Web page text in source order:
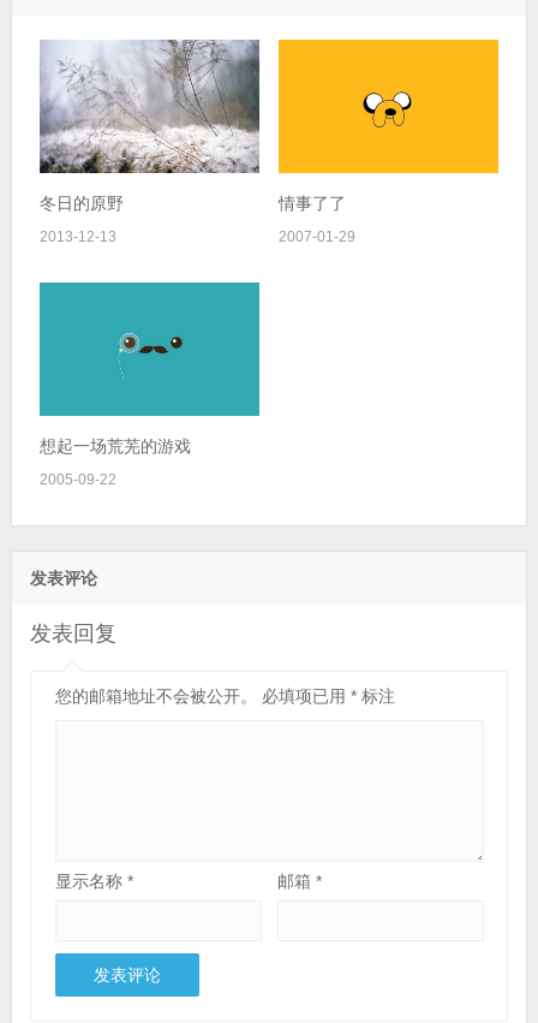
冬日的原野
2013-12-13
情事了了
2007-01-29
想起一场荒芜的游戏
2005-09-22
发表评论
发表回复
您的邮箱地址不会被公开。 必填项已用 *标注
显示名称 * 邮箱*